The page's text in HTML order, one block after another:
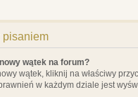
pisaniem
wątek na forum?
wątek, kliknij na właściwy
w każdym dziale jest